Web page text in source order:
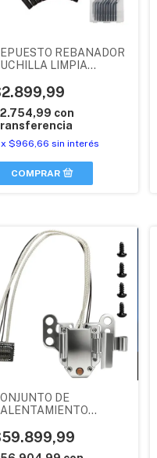
REBANADOR
LIMPIA
X1 UNIDAD
con
x$966,66 sin interés
DE
Y